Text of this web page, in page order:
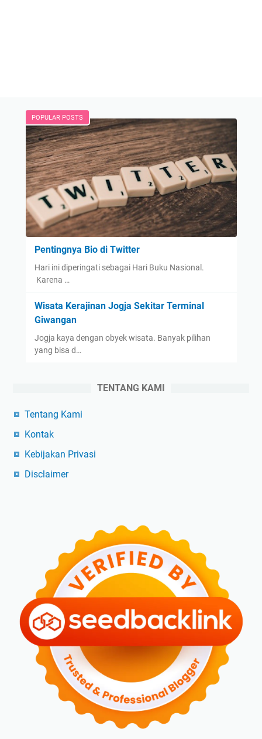
POPULAR POSTS
Pentingnya Bio di Twitter
Hari ini diperingati sebagai Hari Buku Nasional.
Karena …
Wisata Kerajinan Jogja Sekitar Terminal
Giwangan
Jogja kaya dengan obyek wisata. Banyak pilihan
yang bisa d…
TENTANG KAMI
Tentang Kami
Kontak
Kebijakan Privasi
Disclaimer